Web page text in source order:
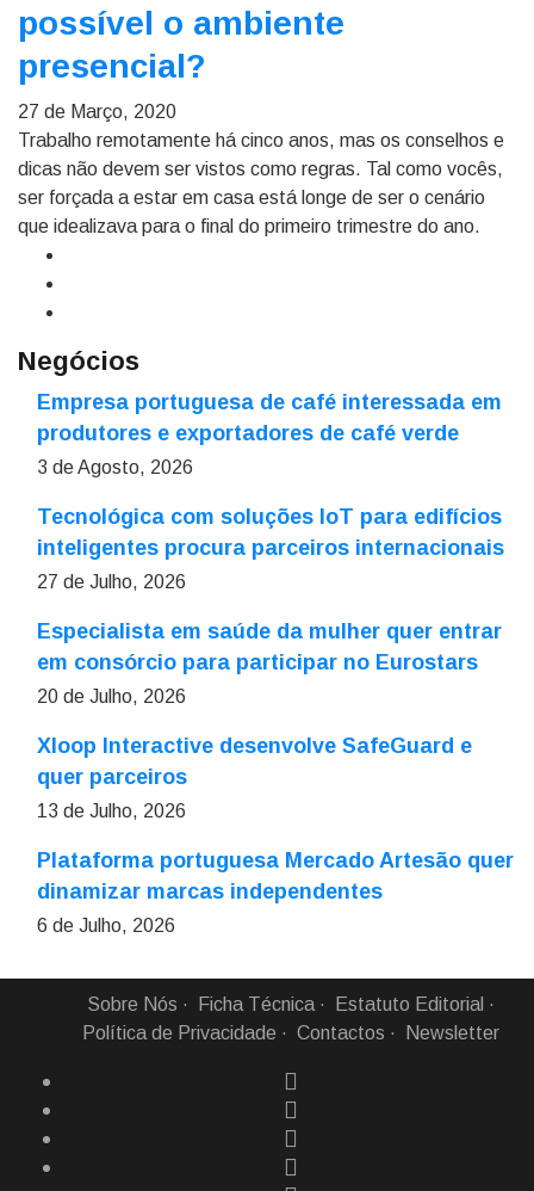
possível o ambiente
presencial?
27 de Março, 2020
Trabalho remotamente há cinco anos, mas os conselhos e
dicas não devem ser vistos como regras. Tal como vocês,
ser forçada a estar em casa está longe de ser o cenário
que idealizava para o final do primeiro trimestre do ano.
Negócios
Empresa portuguesa de café interessada em
produtores e exportadores de café verde
3 de Agosto, 2026
Tecnológica com soluções IoT para edifícios
inteligentes procura parceiros internacionais
27 de Julho, 2026
Especialista em saúde da mulher quer entrar
em consórcio para participar no Eurostars
20 de Julho, 2026
Xloop Interactive desenvolve SafeGuard e
quer parceiros
13 de Julho, 2026
Plataforma portuguesa Mercado Artesão quer
dinamizar marcas independentes
6 de Julho, 2026
Sobre Nós Ficha Técnica
Estatuto Editorial
Política de Privacidade
Contactos Newsletter